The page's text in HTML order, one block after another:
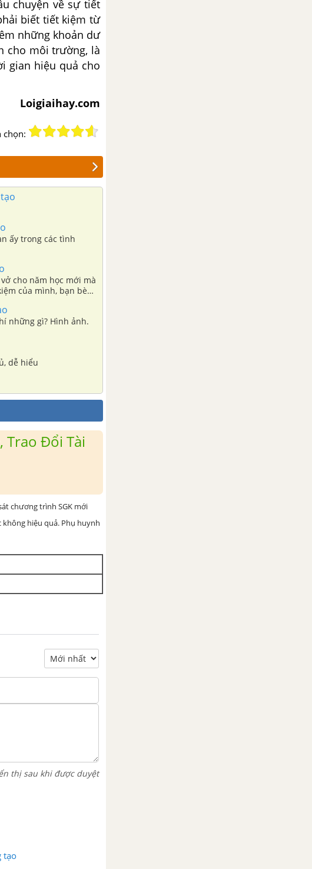
chuyện về sự tiết
biết tiết kiệm từ
những khoản dư
cho môi trường, là
gian hiệu quả cho
Loigiaihay.com
chọn:
ấy trong các tình
cho năm học mới mà
của mình, bạn bè
những gì? Hình ảnh.
dễ hiểu
Trao Đổi Tài
chương trình SGK mới
không hiệu quả. Phụ huynh
thị sau khi được duyệt
tạo